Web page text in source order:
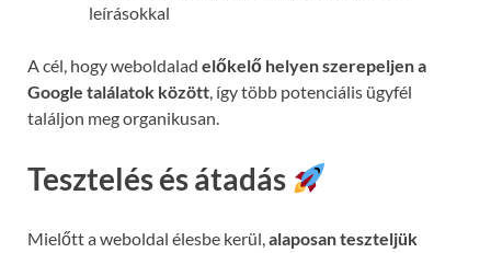
leírásokkal
A cél, hogy weboldalad előkelő helyen szerepeljen a
Google találatok között, így több potenciális ügyfél
találjon meg organikusan.
Tesztelés és átadás
Mielőtt a weboldal élesbe kerül,alaposan teszteljük